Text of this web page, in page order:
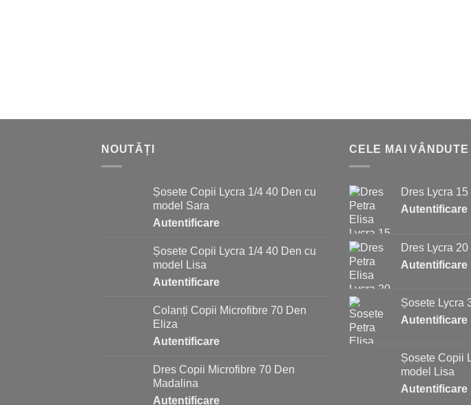
NOUTĂȚI
Șosete Copii Lycra 1/4 40 Den cu
model Sara
Autentificare
Șosete Copii Lycra 1/4 40 Den cu
model Lisa
Autentificare
Colanți Copii Microfibre 70 Den
Eliza
Autentificare
Dres Copii Microfibre 70 Den
Madalina
Autentificare
CELE MAI VÂNDUTE
Dres Lycra
Autentificare
Dres Lycra
Autentificare
Șosete Lycra
Autentificare
Șosete Copii
model Lisa
Autentificare